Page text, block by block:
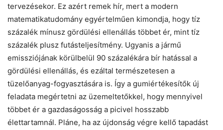
tervezésekor. Ez azért remek hír, mert a modern
matematikatudomány egyértelműen kimondja, hogy tíz
százalék mínusz gördülési ellenállás többet ér, mint tíz
százalék plusz futásteljesítmény. Ugyanis a jármű
emissziójának körülbelül 90 százalékára bír hatással a
gördülési ellenállás, és ezáltal természetesen a
tüzelőanyag-fogyasztására is. Így a gumiértékesítők új
feladata megértetni az üzemeltetőkkel, hogy mennyivel
többet ér a gazdaságosság a picivel hosszabb
élettartamnál. Pláne, ha az újdonság végre kellő tapadást